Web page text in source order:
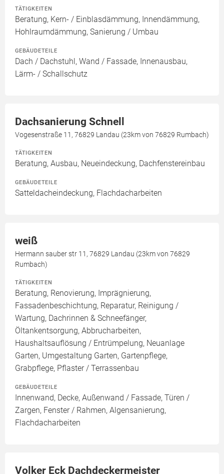
TÄTIGKEITEN
Beratung, Kern- / Einblasdämmung, Innendämmung,
Hohlraumdämmung, Sanierung / Umbau
GEBÄUDETEILE
Dach / Dachstuhl, Wand / Fassade, Innenausbau,
Lärm- / Schallschutz
Dachsanierung Schnell
Vogesenstraße 11, 76829 Landau (23km von 76829 Rumbach)
TÄTIGKEITEN
Beratung, Ausbau, Neueindeckung, Dachfenstereinbau
GEBÄUDETEILE
Satteldacheindeckung, Flachdacharbeiten
weiß
Hermann sauber str 11, 76829 Landau (23km von 76829
Rumbach)
TÄTIGKEITEN
Beratung, Renovierung, Imprägnierung,
Fassadenbeschichtung, Reparatur, Reinigung /
Wartung, Dachrinnen & Schneefänger,
Öltankentsorgung, Abbrucharbeiten,
Haushaltsauflösung / Entrümpelung, Neuanlage
Garten, Umgestaltung Garten, Gartenpflege,
Grabpflege, Pflaster / Terrassenbau
GEBÄUDETEILE
Innenwand, Decke, Außenwand / Fassade, Türen /
Zargen, Fenster / Rahmen, Algensanierung,
Flachdacharbeiten
Volker Eck Dachdeckermeister